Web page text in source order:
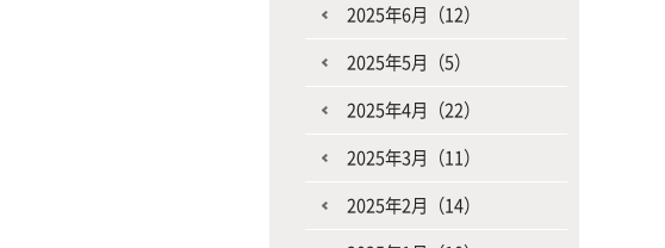
2025年6月（12）
2025年5月（5）
2025年4月（22）
2025年3月（11）
2025年2月（14）